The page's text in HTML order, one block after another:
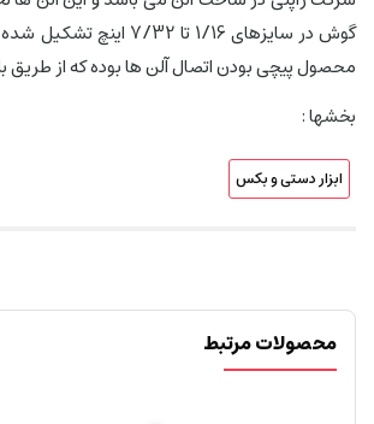
گوش در سایزهای 1/
محصول پیچی بودن اتصال آلن ها بوده که از طریق
بخشها :
ابزار دستی و بکس
محصولات مرتبط